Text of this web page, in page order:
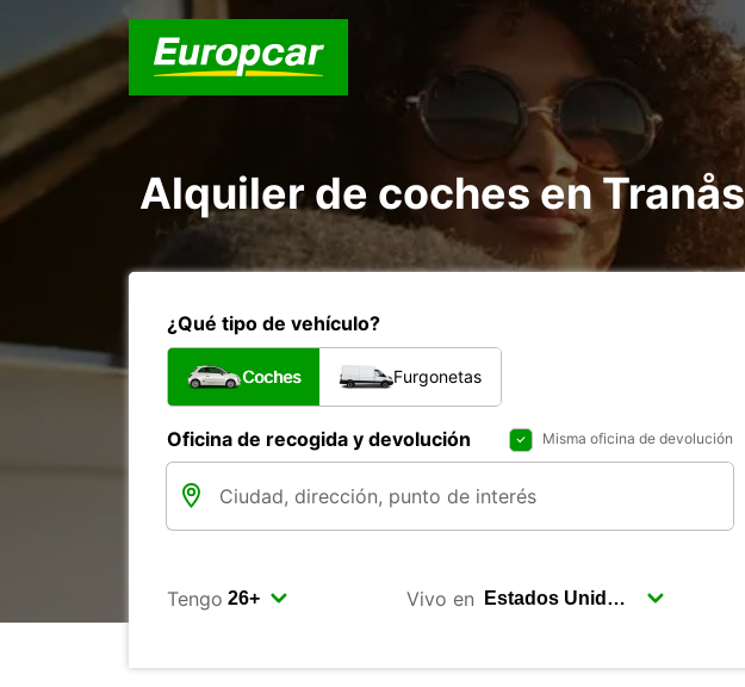
Alquiler de coches en Tranås
¿Qué tipo de vehículo?
Coches Furgonetas
Oficina de recogida y devolución Misma oficina de devolución
Tengo Vivo en